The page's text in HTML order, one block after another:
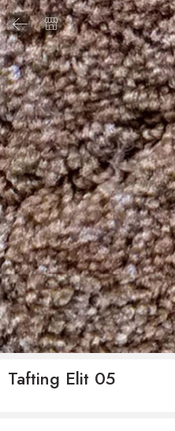
Tafting Elit 05